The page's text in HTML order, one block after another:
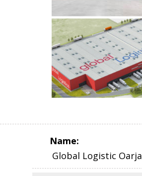
Name:
Global Logistic Oarja